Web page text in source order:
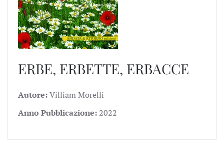
ERBE, ERBETTE, ERBACCE
Autore:Villiam Morelli
Anno Pubblicazione: 2022